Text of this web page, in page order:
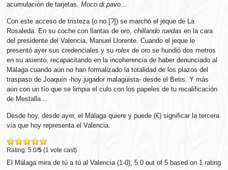
acumulación de tarjetas.Moco di pavo…
Con este acceso de tristeza (o no [?]) se marchó el jeque de La
Rosaleda. En su coche con llantas de oro,chillando ruedas en la cara
del presidente del Valencia, Manuel Llorente. Cuando el jeque le
presentó ayer sus credenciales y surolex de oro se hundió dos metros
en su asiento, recapacitando en la incoherencia de haber denunciado al
Málaga cuando aún no han formalizado la totalidad de los plazos del
traspaso de Joaquín -hoy jugador malaguista- desde el Betis. Y más
aún con un tío que se limpia el culo con los papeles de tu recalificación
de Mestalla…
Desde hoy, desde ayer, el Málaga quiere y puede (€) significar la tercera
vía que hoy representa el Valencia.
Rating: 5.0/5 (1 vote cast)
El Málaga mira de tú a tú al Valencia (1-0),5.0 out of5 based on 1 rating